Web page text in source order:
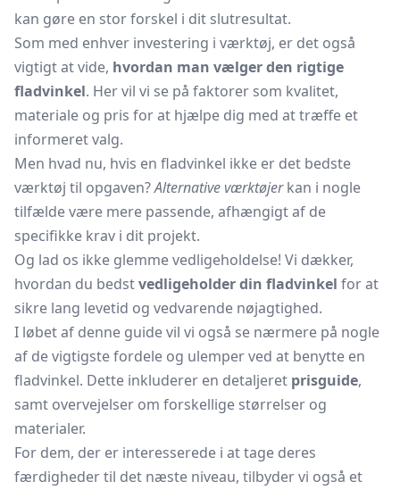
kan gøre en stor forskel i dit slutresultat.
Som med enhver investering i værktøj, er det også
vigtigt at vide, hvordan man vælger den rigtige
fladvinkel. Her vil vi se på faktorer som kvalitet,
materiale og pris for at hjælpe dig med at træffe et
informeret valg.
Men hvad nu, hvis en fladvinkel ikke er det bedste
værktøj til opgaven?Alternative værktøjerkan i nogle
tilfælde være mere passende, afhængigt af de
specifikke krav i dit projekt.
Og lad os ikke glemme vedligeholdelse! Vi dækker,
hvordan du bedstvedligeholder din fladvinkel for at
sikre lang levetid og vedvarende nøjagtighed.
I løbet af denne guide vil vi også se nærmere på nogle
af de vigtigste fordele og ulemper ved at benytte en
fladvinkel. Dette inkluderer en detaljeret prisguide,
samt overvejelser om forskellige størrelser og
materialer.
For dem, der er interesserede i at tage deres
færdigheder til det næste niveau, tilbyder vi også et